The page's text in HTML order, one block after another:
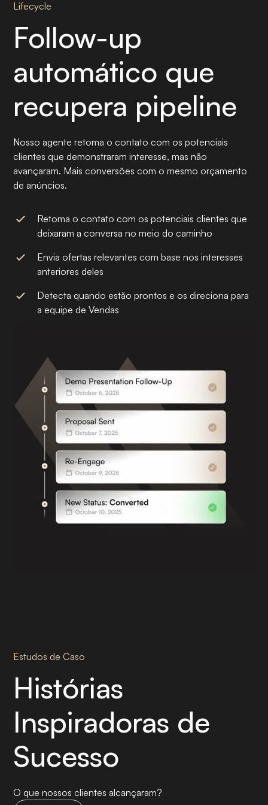
Lifecycle
Follow-up
automático que
recupera pipeline
Nosso agente retoma o contato com os potenciais
clientes que demonstraram interesse, mas não
avançaram. Mais conversões com o mesmo orçamento
de anúncios.
Retoma o contato com os potenciais clientes que
deixaram a conversa no meio do caminho
Envia ofertas relevantes com base nos interesses
anteriores deles
Detecta quando estão prontos e os direciona para
a equipe de Vendas
Estudos de Caso
Histórias
Inspiradoras de
Sucesso
O que nossos clientes alcançaram?